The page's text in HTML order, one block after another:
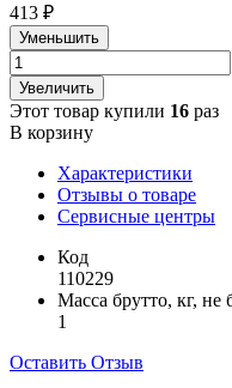
413 ₽
Уменьшить
Увеличить
Этот товар купили 16 раз
В корзину
Характеристики
Отзывы о товаре
Сервисные центры
Код
110229
Масса брутто, кг, не
1
Оставить Отзыв